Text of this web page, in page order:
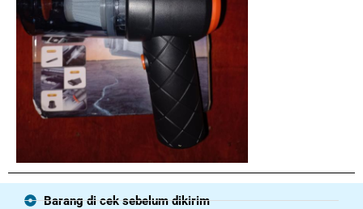
Barang di cek sebelum dikirim